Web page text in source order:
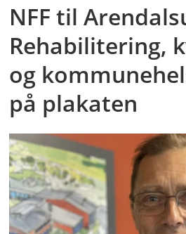
NFF til
Rehabilitering,
og
på plakaten